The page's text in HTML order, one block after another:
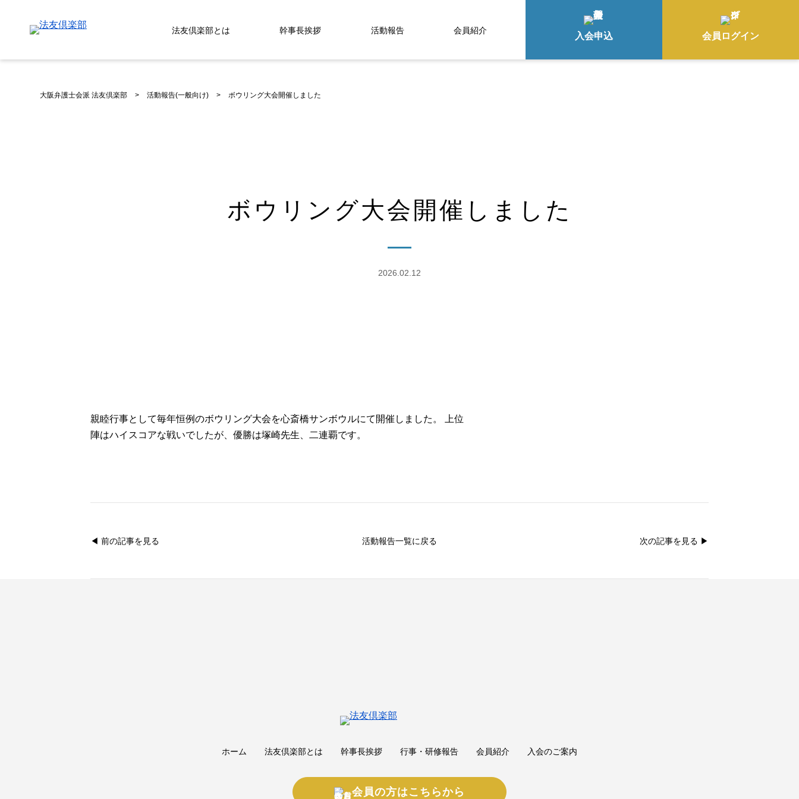
法友倶楽部とは 幹事長挨拶 活動報告 会員紹介
入会申込 会員ログイン
大阪弁護士会派 法友倶楽部 > 活動報告(一般向け) > ボウリング大会開催しました
ボウリング大会開催しました
2026.02.12
親睦行事として毎年恒例のボウリング大会を心斎橋サンボウルにて開催しました。 上位
陣はハイスコアな戦いでしたが、優勝は塚崎先生、二連覇です。
◀︎ 前の記事を見る 活動報告一覧に戻る 次の記事を見る ▶︎
ホーム 法友倶楽部とは 幹事長挨拶 行事・研修報告 会員紹介 入会のご案内
会員の方はこちらから